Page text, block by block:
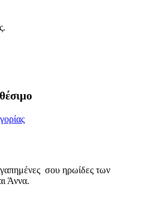
σου ηρωίδες των
Άννα.